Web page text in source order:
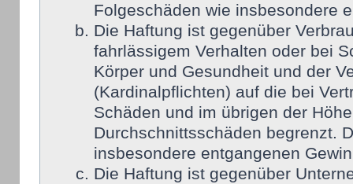
Folgeschäden wie insbesondere
Die Haftung ist gegenüber
fahrlässigem Verhalten oder bei
Körper und Gesundheit und der
(Kardinalpflichten) auf die bei
Schäden und im übrigen der
Durchschnittsschäden begrenzt.
insbesondere entgangenen
Die Haftung ist gegenüber